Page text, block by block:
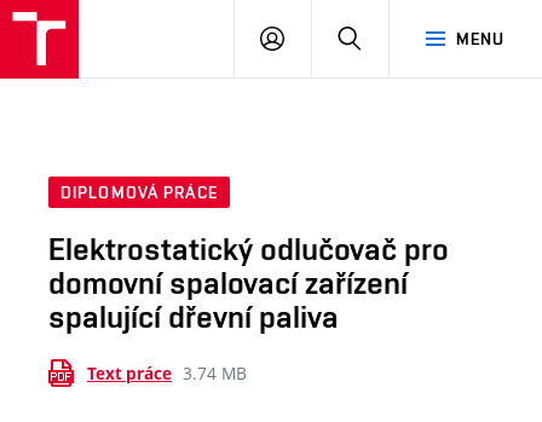
MENU
PŘIHLÁSIT
DIPLOMOVÁ PRÁCE
Elektrostatický odlučovač pro
domovní spalovací zařízení
spalující dřevní paliva
Text práce 3.74 MB